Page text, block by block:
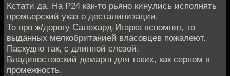
Кстати да. На Р24 как-то рьяно кинулись исполнять
премьерский указ о десталинизации.
То про ж/дорогу Салехард-Игарка вспомнят, то
выданных мелкобританией власовцев пожалеют.
Паскудно так, с длинной слезой.
Владивостокский демарш для таких, как серпом в
промежность.